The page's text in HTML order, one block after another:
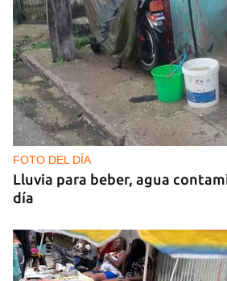
FOTO DEL DÍA
Lluvia para beber, agua
día